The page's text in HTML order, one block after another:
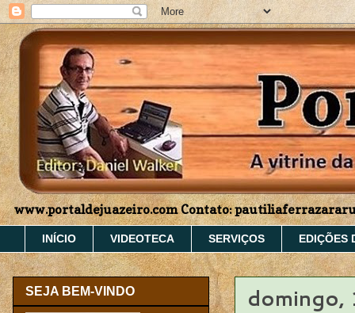
www.portaldejuazeiro.com Contato:
INÍCIO VIDEOTECA SERVIÇOS EDIÇÕES
domingo,
SEJA BEM-VINDO